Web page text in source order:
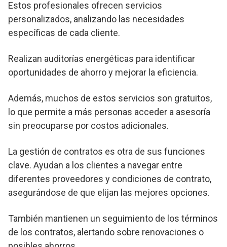
Estos profesionales ofrecen servicios
personalizados, analizando las necesidades
específicas de cada cliente.
Realizan auditorías energéticas para identificar
oportunidades de ahorro y mejorar la eficiencia.
Además, muchos de estos servicios son gratuitos,
lo que permite a más personas acceder a asesoría
sin preocuparse por costos adicionales.
La gestión de contratos es otra de sus funciones
clave. Ayudan a los clientes a navegar entre
diferentes proveedores y condiciones de contrato,
asegurándose de que elijan las mejores opciones.
También mantienen un seguimiento de los términos
de los contratos, alertando sobre renovaciones o